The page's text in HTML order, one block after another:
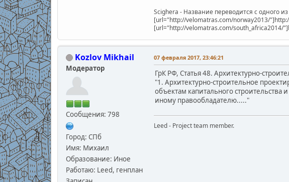
Scighera - Название переводится с одного
[url="http://velomatras.com/norway2013/
[url="http://velomatras.com/
Kozlov Mikhail
Модератор
Сообщения: 798
Город: СПб
Имя: Михаил
Образование: Иное
Работаю: Leed, генплан
07 февраля 2017, 23:46:21
ГрК РФ, Статья 48. Архитектурно-
"1. Архитектурно-строительное
объектам капитального
иному правообладателю....."
Leed - Project team member.